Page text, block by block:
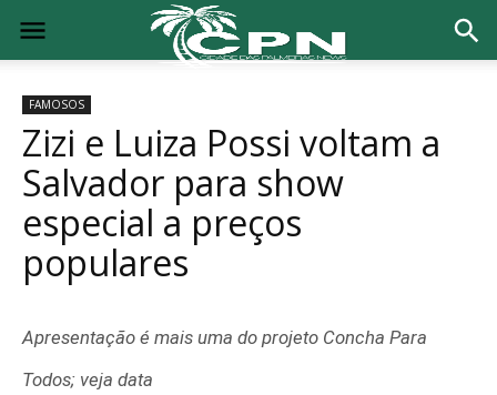
FAMOSOS
Zizi e Luiza Possi voltam a
Salvador para show
especial a preços
populares
Apresentação é mais uma do projeto Concha Para
Todos; veja data